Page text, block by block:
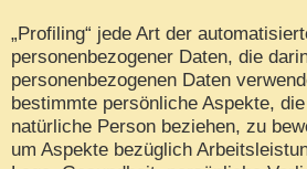
„Profiling“ jede Art der
personenbezogener Daten, die
personenbezogenen Daten
bestimmte persönliche Aspekte,
natürliche Person beziehen, zu
um Aspekte bezüglich